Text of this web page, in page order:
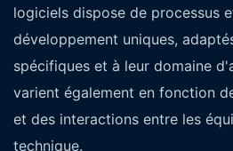
logiciels dispose de processus
développement uniques,
spécifiques et à leur domaine
varient également en fonction
et des interactions entre les
technique.